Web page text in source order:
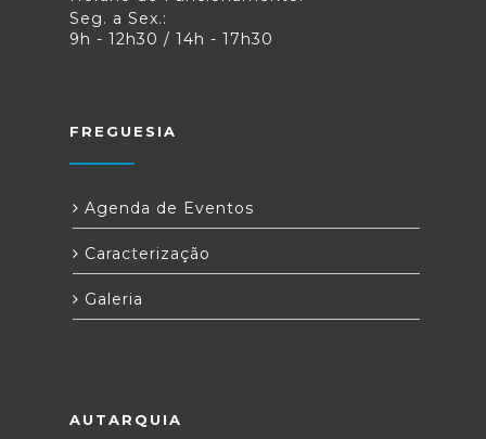
Seg. a Sex.:
9h - 12h30 / 14h - 17h30
FREGUESIA
Agenda de Eventos
Caracterização
Galeria
AUTARQUIA